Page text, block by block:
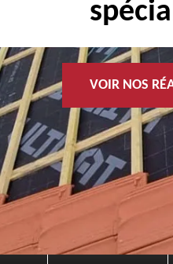
VOIR NOS